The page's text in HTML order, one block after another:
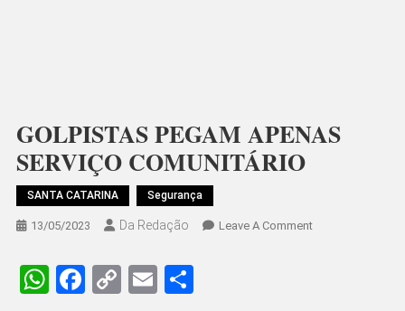
GOLPISTAS PEGAM APENAS
SERVIÇO COMUNITÁRIO
SANTA CATARINA Segurança
13/05/2023 Da Redação Leave A CommentOn
WhatsApp
Facebook
CopyEmailShare